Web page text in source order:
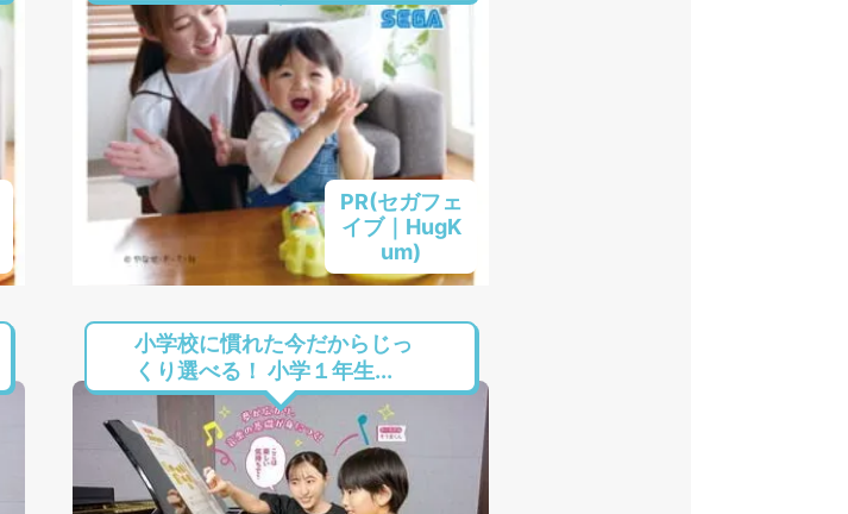
PR(セガフェ
イブ｜HugK
um)
小学校に慣れた今だからじっ
くり選べる！ 小学１年生...